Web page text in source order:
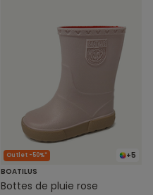
+5
Outlet -50%*
BOATILUS
Bottes de pluie rose